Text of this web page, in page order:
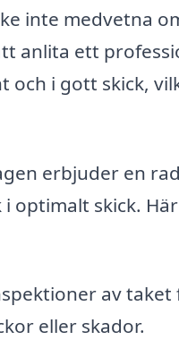
inte medvetna
anlita ett
i gott skick,
erbjuder en
optimalt skick.
av
eller skador.